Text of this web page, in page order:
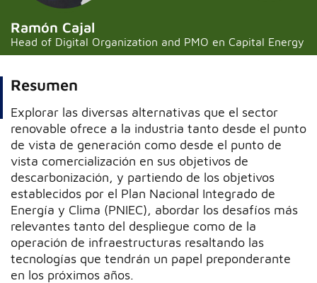
Ramón Cajal
Head of Digital Organization and PMO en Capital Energy
Resumen
Explorar las diversas alternativas que el sector
renovable ofrece a la industria tanto desde el punto
de vista de generación como desde el punto de
vista comercialización en sus objetivos de
descarbonización, y partiendo de los objetivos
establecidos por el Plan Nacional Integrado de
Energía y Clima (PNIEC), abordar los desafíos más
relevantes tanto del despliegue como de la
operación de infraestructuras resaltando las
tecnologías que tendrán un papel preponderante
en los próximos años.